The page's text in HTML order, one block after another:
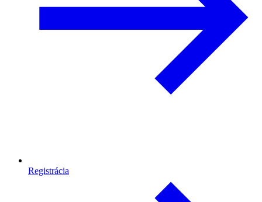
Registrácia